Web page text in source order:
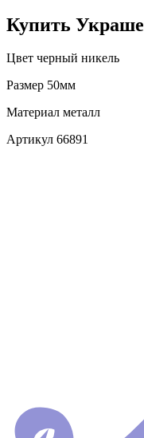
Купить
Цвет черный никель
Размер 50мм
Материал металл
Артикул 66891